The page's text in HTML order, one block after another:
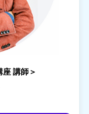
講師＞